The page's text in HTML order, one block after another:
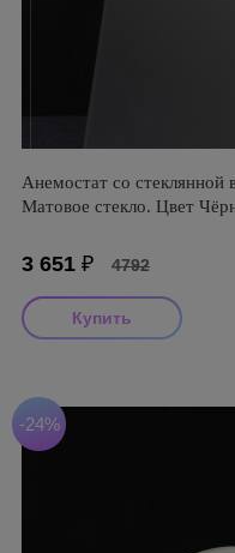
Анемостат со
Матовое стекло. Цвет
3 651 ₽ 4792
-24%